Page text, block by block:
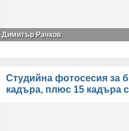
Димитър Рачков
Студийна фотосесия за
кадъра, плюс 15 кадъра